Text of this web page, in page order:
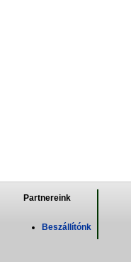
Partnereink
Beszállítónk